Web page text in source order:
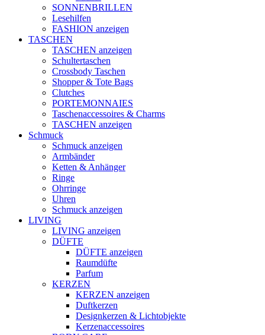
SONNENBRILLEN
Lesehilfen
FASHION anzeigen
TASCHEN
TASCHEN anzeigen
Schultertaschen
Crossbody Taschen
Shopper & Tote Bags
Clutches
PORTEMONNAIES
Taschenaccessoires & Charms
TASCHEN anzeigen
Schmuck
Schmuck anzeigen
Armbänder
Ketten & Anhänger
Ringe
Ohrringe
Uhren
Schmuck anzeigen
LIVING
LIVING anzeigen
DÜFTE
DÜFTE anzeigen
Raumdüfte
Parfum
KERZEN
KERZEN anzeigen
Duftkerzen
Designkerzen & Lichtobjekte
Kerzenaccessoires